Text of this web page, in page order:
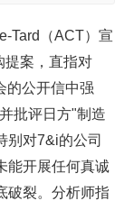
Tard（ACT）宣
提案，直指对
的公开信中强
批评日方"制造
别对7&i的公司
能开展任何真诚
破裂。分析师指